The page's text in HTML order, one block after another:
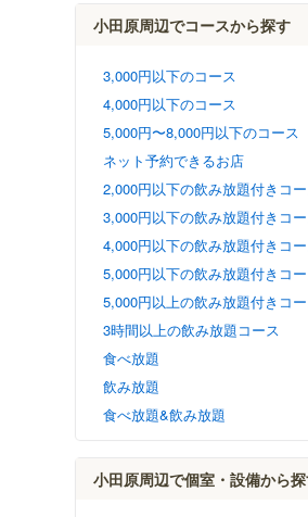
小田原周辺でコースから探す
3,000円以下のコース
4,000円以下のコース
5,000円〜8,000円以下のコース
ネット予約できるお店
2,000円以下の飲み放題付きコ
3,000円以下の飲み放題付きコ
4,000円以下の飲み放題付きコ
5,000円以下の飲み放題付きコ
5,000円以上の飲み放題付きコ
3時間以上の飲み放題コース
食べ放題
飲み放題
食べ放題&飲み放題
小田原周辺で個室・設備から